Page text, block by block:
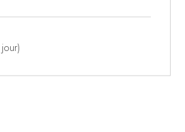
jour)